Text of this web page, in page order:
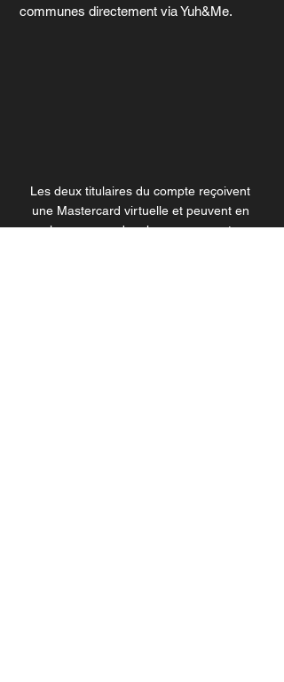
communes directement via Yuh&Me.
Les deux titulaires du compte reçoivent
une Mastercard virtuelle et peuvent en
plus commander chacun une carte